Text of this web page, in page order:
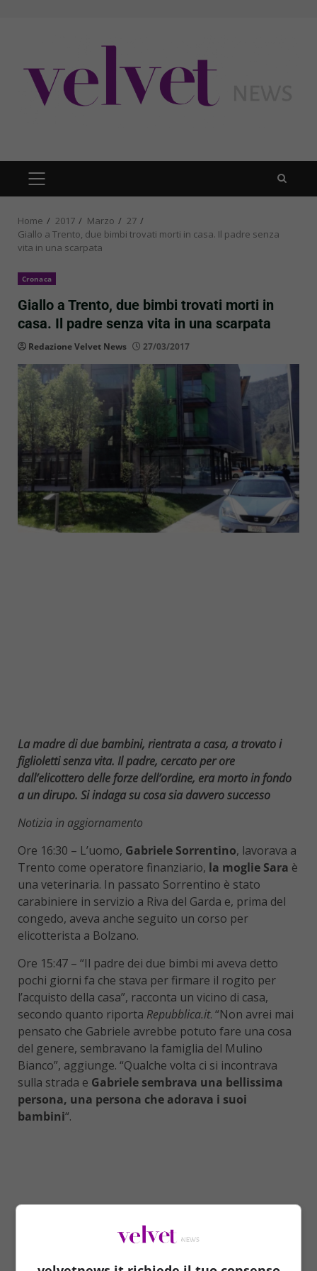
PRIMARY
MENU
Home 2017 Marzo
27
Giallo a Trento, due bimbi trovati morti in casa. Il padre senza
vita in una scarpata
Cronaca
Giallo a Trento, due bimbi trovati morti in
casa. Il padre senza vita in una scarpata
Redazione Velvet News 27/03/2017
La madre di due bambini, rientrata a casa, a trovato i
figlioletti senza vita. Il padre, cercato per ore
dall’elicottero delle forze dell’ordine, era morto in fondo
a un dirupo. Si indaga su cosa sia davvero successo
Notizia in aggiornamento
Ore 16:30 – L’uomo, Gabriele Sorrentino, lavorava a
Trento come operatore finanziario, la moglie Sara è
una veterinaria. In passato Sorrentino è stato
carabiniere in servizio a Riva del Garda e, prima del
congedo, aveva anche seguito un corso per
elicotterista a Bolzano.
Ore 15:47 – “Il padre dei due bimbi mi aveva detto
pochi giorni fa che stava per firmare il rogito per
l’acquisto della casa”, racconta un vicino di casa,
secondo quanto riporta Repubblica.it. “Non avrei mai
pensato che Gabriele avrebbe potuto fare una cosa
del genere, sembravano la famiglia del Mulino
Bianco”, aggiunge. “Qualche volta ci si incontrava
sulla strada e Gabriele sembrava una bellissima
persona, una persona che adorava i suoi
bambini“.